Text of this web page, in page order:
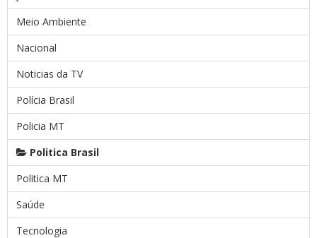
Meio Ambiente
Nacional
Noticias da TV
Polícia Brasil
Policia MT
Politica Brasil
Politica MT
Saúde
Tecnologia